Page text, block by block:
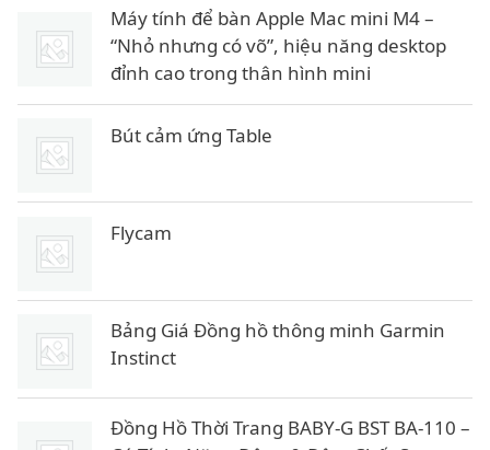
Máy tính để bàn Apple Mac mini M4 –
“Nhỏ nhưng có võ”, hiệu năng desktop
đỉnh cao trong thân hình mini
Bút cảm ứng Table
Flycam
Bảng Giá Đồng hồ thông minh Garmin
Instinct
Đồng Hồ Thời Trang BABY-G BST BA-110 –